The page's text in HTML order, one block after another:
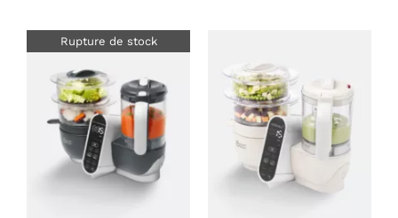
Rupture de stock
DÉTAILS
AJOUTER AU
PANIER
/
DÉTAILS